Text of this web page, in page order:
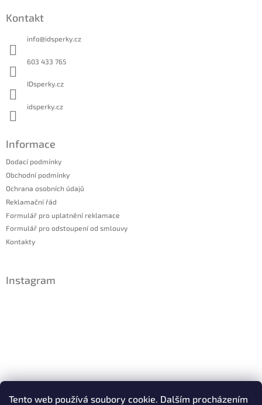
Tento web používá soubory cookie. Dalším procházením
Kontakt
info@idsperky.cz
603 433 765
IDsperky.cz
idsperky.cz
Informace
Dodací podmínky
Obchodní podmínky
Ochrana osobních údajů
Reklamační řád
Formulář pro uplatnění reklamace
Formulář pro odstoupení od smlouvy
Kontakty
Instagram
Sledovat na Instagramu